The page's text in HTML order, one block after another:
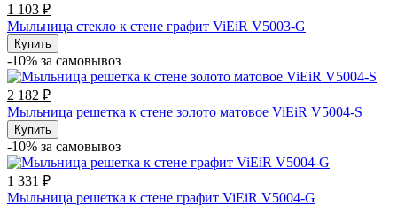
1 103 ₽
Мыльница стекло к стене графит ViEiR V5003-G
Купить
-10% за cамовывоз
2 182 ₽
Мыльница решетка к стене золото матовое ViEiR V5004-S
Купить
-10% за cамовывоз
1 331 ₽
Мыльница решетка к стене графит ViEiR V5004-G